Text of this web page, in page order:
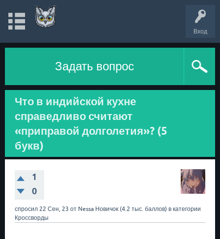
Вход
Задать вопрос
Что в индийской кухне
справедливо считают
«приправой долголетия»? (5
букв)
1
0
спросил 22 Сен, 23 от Nessa Новичок (4.2 тыс. баллов) в категории
Кроссворды